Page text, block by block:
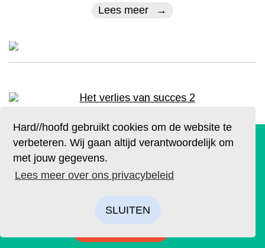
Hard//hoofd gebruikt cookies om de website te
verbeteren. Wij gaan altijd verantwoordelijk om
met jouw gegevens.
Lees meer over ons privacybeleid
SLUITEN
Lees meer
Het verlies van succes
Mare Groen Beeld Aida de Jong
noodzakelijker lijkt te worden om
De geruchten zijn waar. Lees Hard//hoofd nu ook op
papier!
Bestel op tijd je eigen exemplaar van de eerste editie, met
als thema: ‘Ik’. We hebben drie covers ontworpen. Kies je